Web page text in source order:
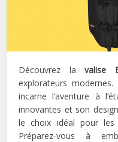
Découvrez lavalise
explorateurs
incarne l’aventure à
innovantes et son
le choix idéal pour les
Préparez-vous à